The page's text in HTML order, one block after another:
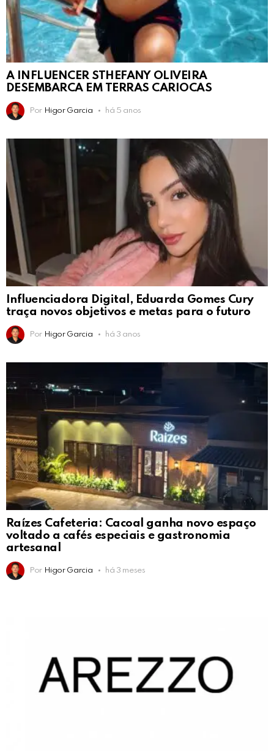
A INFLUENCER STHEFANY OLIVEIRA
DESEMBARCA EM TERRAS CARIOCAS
Por Higor Garcia há 5 anos
Influenciadora Digital, Eduarda Gomes Cury
traça novos objetivos e metas para o futuro
Por Higor Garcia há 3 anos
Raízes Cafeteria: Cacoal ganha novo espaço
voltado a cafés especiais e gastronomia
artesanal
Por Higor Garcia há 3 meses